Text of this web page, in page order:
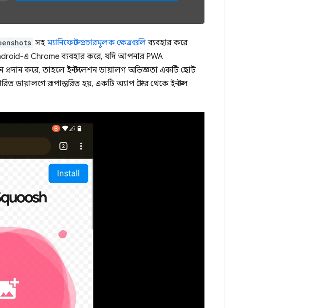
সহ ম্যানিফেস্টে প্রচারমূলক ক্ষেত্রগুলিব্যবহার করে
এ Chrome ব্যবহার করে, যদি আপনার PWA
প্রদান করে, তাহলে ইনস্টলেশন ডায়ালগ অভিজ্ঞতা একটি ছোট
ডায়ালগে রূপান্তরিত হয়, একটি অ্যাপ স্টোর থেকে ইনস্টল